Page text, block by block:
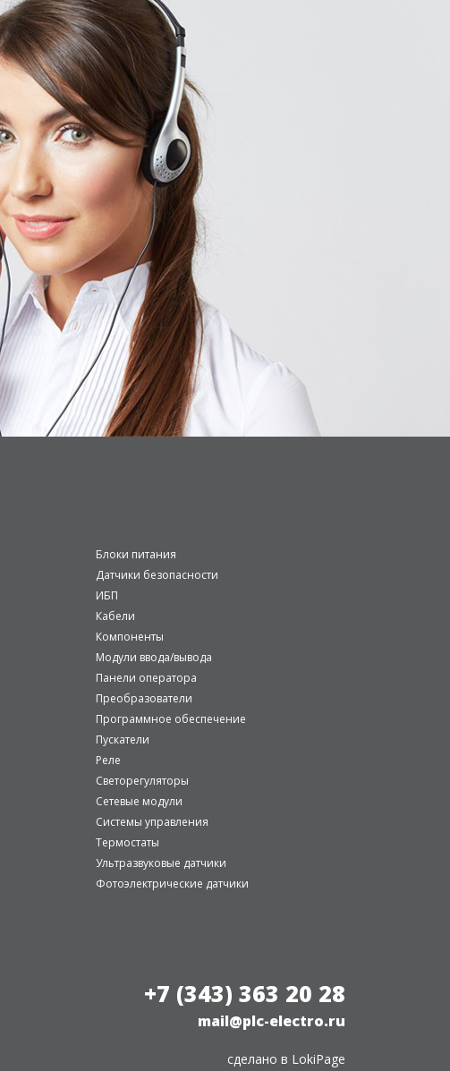
Блоки питания
Датчики безопасности
ИБП
Кабели
Компоненты
Модули ввода/вывода
Панели оператора
Преобразователи
Программное обеспечение
Пускатели
Реле
Светорегуляторы
Сетевые модули
Системы управления
Термостаты
Ультразвуковые датчики
Фотоэлектрические датчики
+7 (343) 363 20 28
mail@plc-electro.ru
сделано в LokiPage